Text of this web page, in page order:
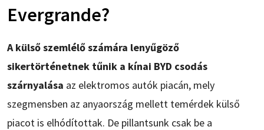
Evergrande?
A külső szemlélő számára lenyűgöző
sikertörténetnek tűnik a kínai BYD csodás
szárnyalása az elektromos autók piacán, mely
szegmensben az anyaország mellett temérdek külső
piacot is elhódítottak. De pillantsunk csak be a